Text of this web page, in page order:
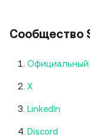
Сообщество
Официальный
X
LinkedIn
Discord